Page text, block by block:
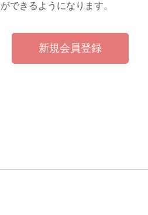
ができるようになります。